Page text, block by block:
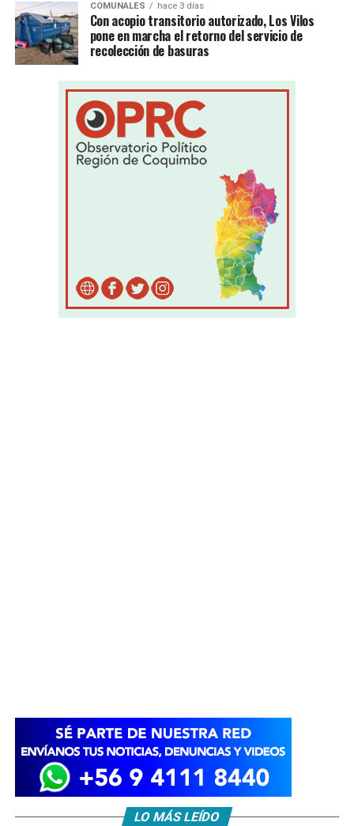
COMUNALES hace 3 días
Con acopio transitorio autorizado, Los Vilos
pone en marcha el retorno del servicio de
recolección de basuras
LO MÁS LEÍDO